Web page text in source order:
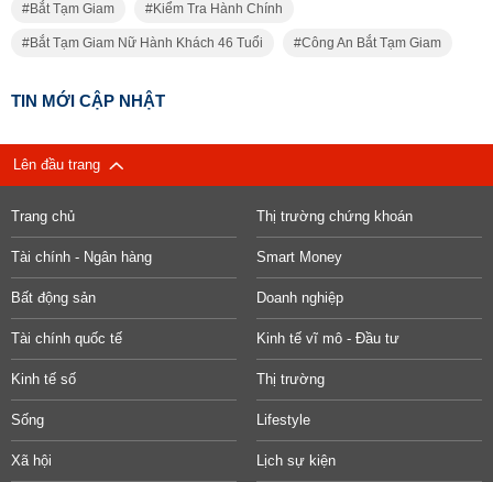
Bắt Tạm Giam Kiểm Tra Hành Chính
Bắt Tạm Giam Nữ Hành Khách 46 Tuổi Công An Bắt Tạm Giam
TIN MỚI CẬP NHẬT
Lên đầu trang
Trang chủ Thị trường chứng khoán
Tài chính - Ngân hàng Smart Money
Bất động sản Doanh nghiệp
Tài chính quốc tế Kinh tế vĩ mô - Đầu tư
Kinh tế số Thị trường
Sống Lifestyle
Xã hội Lịch sự kiện